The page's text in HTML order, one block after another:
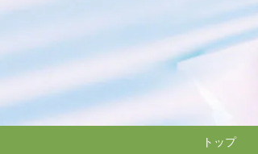
トップ